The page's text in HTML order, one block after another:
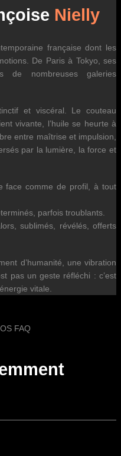
Nielly
française dont les
De Paris à Tokyo, ses
de nombreuses galeries
et viscéral. Le couteau
vivante, l’huile se heurte à
entre maîtrise et impulsion,
par la lumière, la force et
face comme de profil, à tout
parfois troublants.
sublimés, révélés, offerts
d’humanité, une vibration
pas un geste réfléchi : c’est
vitale.
FAQ